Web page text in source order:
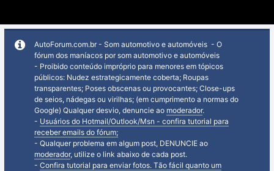
AutoForum.com.br - Som automotivo e automóveis - O
fórum dos maníacos por som automotivo e automóveis
- Proibido conteúdo impróprio para menores em tópicos
públicos: Nudez estrategicamente coberta; Roupas
transparentes; Poses obscenas ou provocantes; Close-ups
de seios, nádegas ou virilhas; (em cumprimento a normas do
Google) Qualquer desvio, denuncie ao moderador.
- Usuários do Hotmail/Outlook/Msn - confira tutorial para
receber emails do fórum;
- Qualquer problema em algum post, DENUNCIE ao
moderador, utilize o link abaixo de cada post.
- Confira tutorial para enviar fotos. Tão fácil quanto um